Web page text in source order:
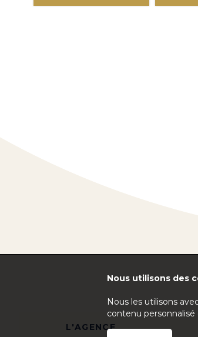
L'AGENCE
Nous utilisons des
Nous les utilisons
contenu